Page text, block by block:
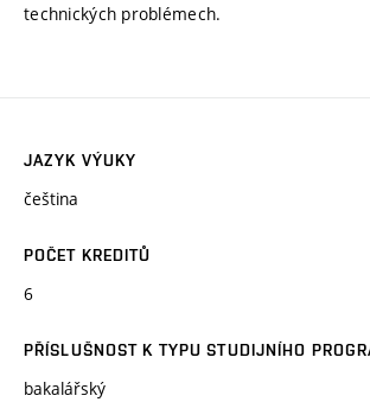
technických problémech.
JAZYK VÝUKY
čeština
POČET KREDITŮ
6
PŘÍSLUŠNOST K TYPU STUDIJNÍHO
bakalářský